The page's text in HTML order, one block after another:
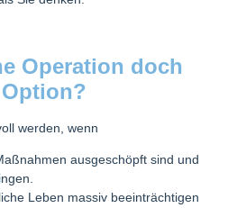
Operation doch
werden, wenn
ausgeschöpft sind und
Leben massiv beeinträchtigen